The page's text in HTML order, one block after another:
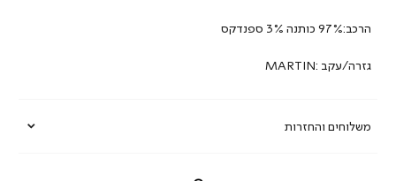
משלוחים והחזרות
הרכב:97% כותנה 3% ספנדקס
גזרה/עקב :MARTIN